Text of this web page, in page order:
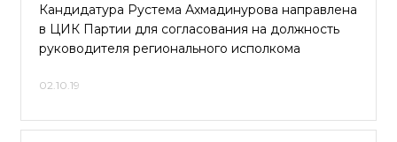
Кандидатура Рустема Ахмадинурова направлена
в ЦИК Партии для согласования на должность
руководителя регионального исполкома
02.10.19